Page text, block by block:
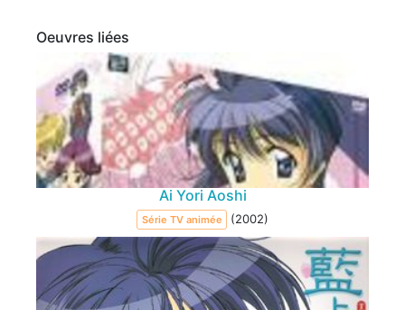
Oeuvres liées
Ai Yori Aoshi
Série TV animée (2002)